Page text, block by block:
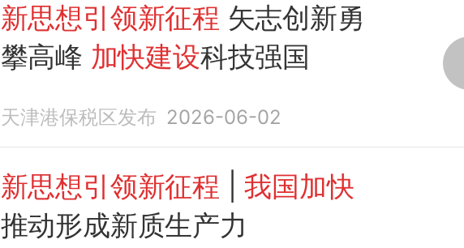
新思想引领新征程 矢志创新勇
攀高峰 加快建设科技强国
天津港保税区发布 2026-06-02
新思想引领新征程 |我国加快
推动形成新质生产力